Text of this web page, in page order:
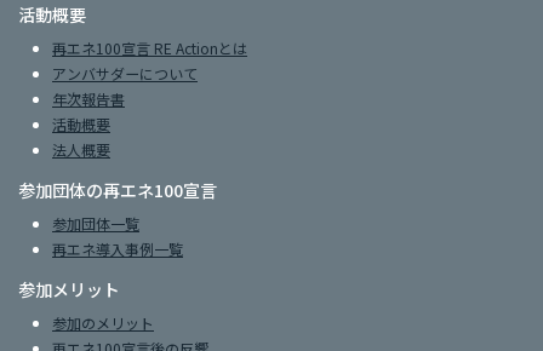
活動概要
再エネ100宣言 RE Actionとは
アンバサダーについて
年次報告書
活動概要
法人概要
参加団体の再エネ100宣言
参加団体一覧
再エネ導入事例一覧
参加メリット
参加のメリット